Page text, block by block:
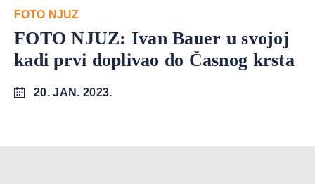
FOTO NJUZ
FOTO NJUZ: Ivan Bauer u svojoj
kadi prvi doplivao do Časnog krsta
20. JAN. 2023.